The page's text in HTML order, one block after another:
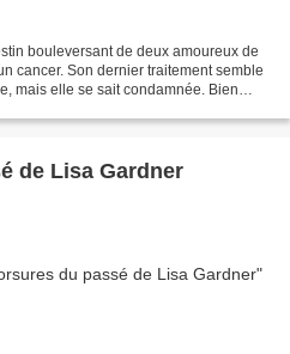
bouleversant de deux amoureux de
cancer. Son dernier traitement semble
mais elle se sait condamnée. Bien
de Lisa Gardner